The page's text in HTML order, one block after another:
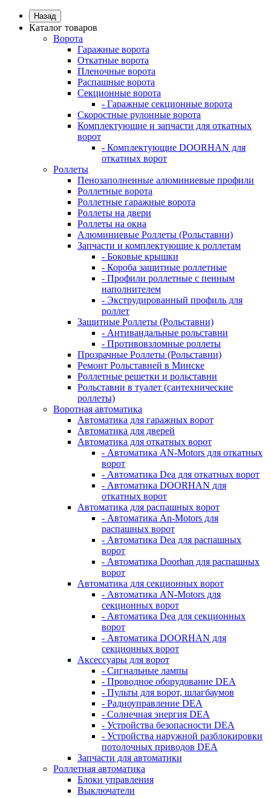
Назад
Каталог товаров
Ворота
Гаражные ворота
Откатные ворота
Пленочные ворота
Распашные ворота
Секционные ворота
- Гаражные секционные ворота
Скоростные рулонные ворота
Комплектующие и запчасти для откатных
ворот
- Комплектующие DOORHAN для
откатных ворот
Роллеты
Пенозаполненные алюминиевые профили
Роллетные ворота
Роллетные гаражные ворота
Роллеты на двери
Роллеты на окна
Алюминиевые Роллеты (Рольставни)
Запчасти и комплектующие к роллетам
- Боковые крышки
- Короба защитные роллетные
- Профили роллетные с пенным
наполнителем
- Экструдированный профиль для
роллет
Защитные Роллеты (Рольставни)
- Антивандальные рольставни
- Противовзломные роллеты
Прозрачные Роллеты (Рольставни)
Ремонт Рольставней в Минске
Роллетные решетки и рольставни
Рольставни в туалет (сантехнические
роллеты)
Воротная автоматика
Автоматика для гаражных ворот
Автоматика для дверей
Автоматика для откатных ворот
- Автоматика AN-Motors для откатных
ворот
- Автоматика Dea для откатных ворот
- Автоматика DOORHAN для
откатных ворот
Автоматика для распашных ворот
- Автоматика An-Motors для
распашных ворот
- Автоматика Dea для распашных
ворот
- Автоматика Doorhan для распашных
ворот
Автоматика для секционных ворот
- Автоматика AN-Motors для
секционных ворот
- Автоматика Dea для секционных
ворот
- Автоматика DOORHAN для
секционных ворот
Аксессуары для ворот
- Cигнальные лампы
- Проводное оборудование DEA
- Пульты для ворот, шлагбаумов
- Радиоуправление DEA
- Солнечная энергия DEA
- Устройства безопасности DEA
- Устройства наружной разблокировки
потолочных приводов DEA
Запчасти для автоматики
Роллетная автоматика
Блоки управления
Выключатели